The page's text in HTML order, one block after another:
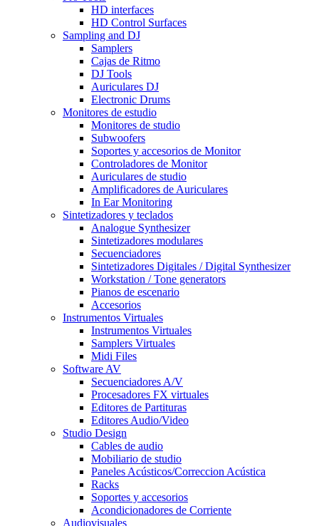
HD interfaces
HD Control Surfaces
Sampling and DJ
Samplers
Cajas de Ritmo
DJ Tools
Auriculares DJ
Electronic Drums
Monitores de estudio
Monitores de studio
Subwoofers
Soportes y accesorios de Monitor
Controladores de Monitor
Auriculares de studio
Amplificadores de Auriculares
In Ear Monitoring
Sintetizadores y teclados
Analogue Synthesizer
Sintetizadores modulares
Secuenciadores
Sintetizadores Digitales / Digital Synthesizer
Workstation / Tone generators
Pianos de escenario
Accesorios
Instrumentos Virtuales
Instrumentos Virtuales
Samplers Virtuales
Midi Files
Software AV
Secuenciadores A/V
Procesadores FX virtuales
Editores de Partituras
Editores Audio/Video
Studio Design
Cables de audio
Mobiliario de studio
Paneles Acústicos/Correccion Acústica
Racks
Soportes y accesorios
Acondicionadores de Corriente
Audiovisuales